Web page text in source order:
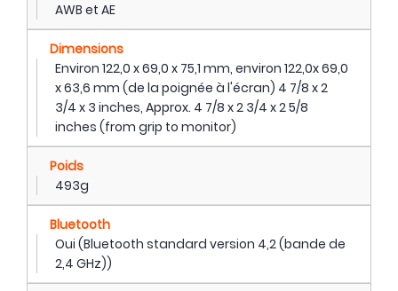
AWB et AE
Dimensions
Environ 122,0 x 69,0 x 75,1 mm, environ 122,0x 69,0
x 63,6 mm (de la poignée à l'écran) 4 7/8 x 2
3/4 x 3 inches, Approx. 4 7/8 x 2 3/4 x 2 5/8
inches (from grip to monitor)
Poids
493g
Bluetooth
Oui (Bluetooth standard version 4,2 (bande de
2,4 GHz))